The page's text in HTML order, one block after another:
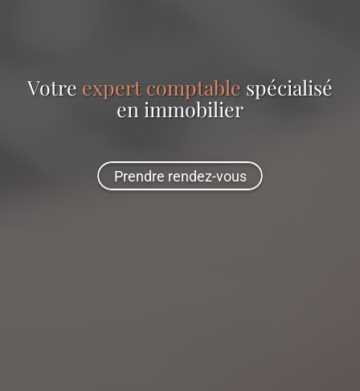
Votre expert comptable spécialisé
en immobilier
Prendre rendez-vous